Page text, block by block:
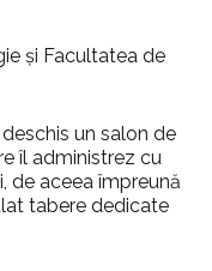
și Facultatea de
un salon de
îl administrez cu
de aceea împreună
tabere dedicate